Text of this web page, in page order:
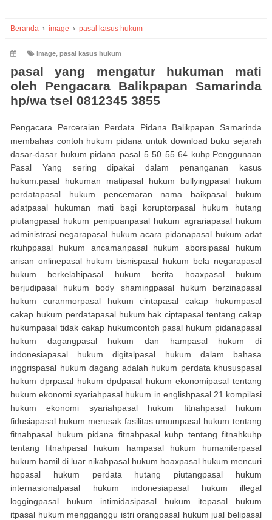
Beranda › image › pasal kasus hukum
image, pasal kasus hukum
pasal yang mengatur hukuman mati
oleh Pengacara Balikpapan Samarinda
hp/wa tsel 0812345 3855
Pengacara Perceraian Perdata Pidana Balikpapan Samarinda
membahas contoh hukum pidana untuk download buku sejarah
dasar-dasar hukum pidana pasal 5 50 55 64 kuhp.Penggunaan
Pasal Yang sering dipakai dalam penanganan kasus
hukum:pasal hukuman matipasal hukum bullyingpasal hukum
perdatapasal hukum pencemaran nama baikpasal hukum
adatpasal hukuman mati bagi koruptorpasal hukum hutang
piutangpasal hukum penipuanpasal hukum agrariapasal hukum
administrasi negarapasal hukum acara pidanapasal hukum adat
rkuhppasal hukum ancamanpasal hukum aborsipasal hukum
arisan onlinepasal hukum bisnispasal hukum bela negarapasal
hukum berkelahipasal hukum berita hoaxpasal hukum
berjudipasal hukum body shamingpasal hukum berzinapasal
hukum curanmorpasal hukum cintapasal cakap hukumpasal
cakap hukum perdatapasal hukum hak ciptapasal tentang cakap
hukumpasal tidak cakap hukumcontoh pasal hukum pidanapasal
hukum dagangpasal hukum dan hampasal hukum di
indonesiapasal hukum digitalpasal hukum dalam bahasa
inggrispasal hukum dagang adalah hukum perdata khususpasal
hukum dprpasal hukum dpdpasal hukum ekonomipasal tentang
hukum ekonomi syariahpasal hukum in englishpasal 21 kompilasi
hukum ekonomi syariahpasal hukum fitnahpasal hukum
fidusiapasal hukum merusak fasilitas umumpasal hukum tentang
fitnahpasal hukum pidana fitnahpasal kuhp tentang fitnahkuhp
tentang fitnahpasal hukum hampasal hukum humaniterpasal
hukum hamil di luar nikahpasal hukum hoaxpasal hukum mencuri
hppasal hukum perdata hutang piutangpasal hukum
internasionalpasal hukum indonesiapasal hukum illegal
loggingpasal hukum intimidasipasal hukum itepasal hukum
itpasal hukum mengganggu istri orangpasal hukum jual belipasal